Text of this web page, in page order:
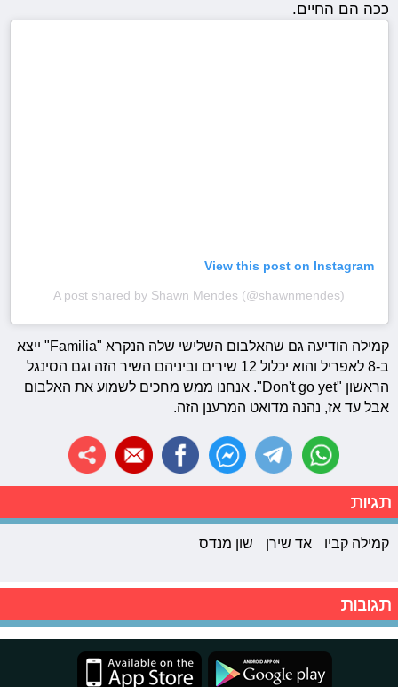
ככה הם החיים.
View this post on Instagram
A post shared by Shawn Mendes (@shawnmendes)
קמילה הודיעה גם שהאלבום השלישי שלה הנקרא "Familia" ייצא
ב-8 לאפריל והוא יכלול 12 שירים וביניהם השיר הזה וגם הסינגל
הראשון "Don't go yet". אנחנו ממש מחכים לשמוע את האלבום
אבל עד אז, נהנה מדואט המרענן הזה.
תגיות
קמילה קביו אד שירן שון מנדס
תגובות